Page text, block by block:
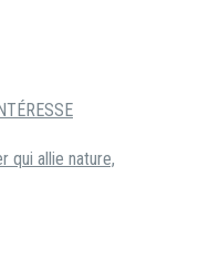
qui allie nature,